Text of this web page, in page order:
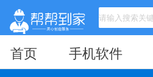
首页 手机软件